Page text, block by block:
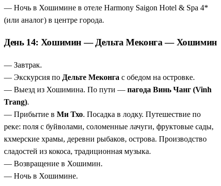
— Ночь в Хошимине в отеле Harmony Saigon Hotel & Spa 4*
(или аналог) в центре города.
День 14: Хошимин — Дельта Меконга — Хошимин
— Завтрак.
— Экскурсия по Дельте Меконга с обедом на островке.
— Выезд из Хошимина. По пути — пагода Винь Чанг (Vinh
Trang).
— Прибытие в Ми Тхо. Посадка в лодку. Путешествие по
реке: поля с буйволами, соломенные лачуги, фруктовые сады,
кхмерские храмы, деревни рыбаков, острова. Производство
сладостей из кокоса, традиционная музыка.
— Возвращение в Хошимин.
— Ночь в Хошимине.